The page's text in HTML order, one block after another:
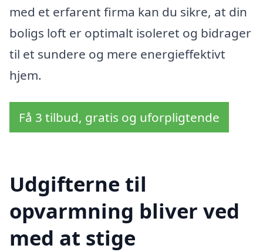
med et erfarent firma kan du sikre, at din
boligs loft er optimalt isoleret og bidrager
til et sundere og mere energieffektivt
hjem.
Få 3 tilbud, gratis og uforpligtende
Udgifterne til
opvarmning bliver ved
med at stige